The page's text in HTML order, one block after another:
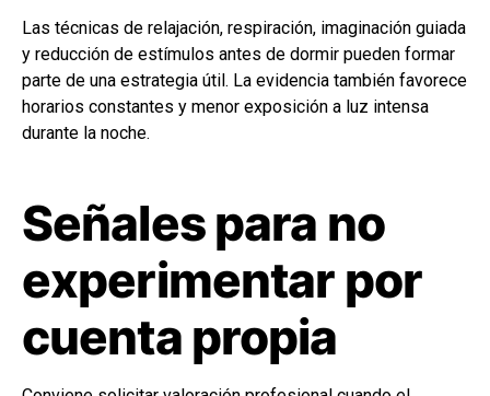
Las técnicas de relajación, respiración, imaginación guiada
y reducción de estímulos antes de dormir pueden formar
parte de una estrategia útil. La evidencia también favorece
horarios constantes y menor exposición a luz intensa
durante la noche.
Señales para no
experimentar por
cuenta propia